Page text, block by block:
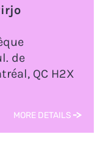
de
QC H2X
MORE DETAILS